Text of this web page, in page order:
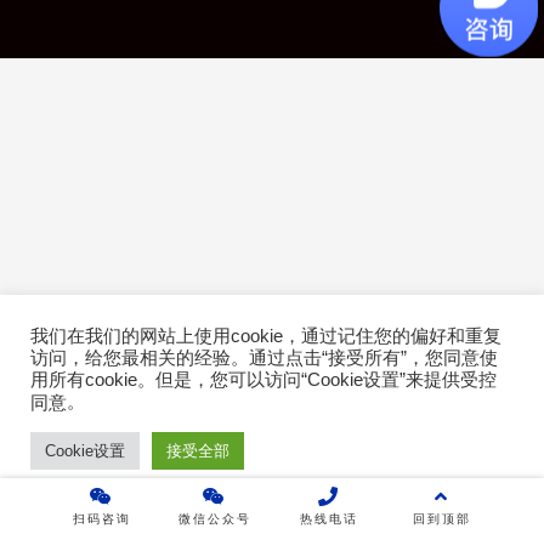
乐维社区
免费下载
免费体验
扫码咨询 微信公众号 热线电话 回到顶部
我们在我们的网站上使用cookie，通过记住您的偏好和重复
访问，给您最相关的经验。通过点击“接受所有”，您同意使
用所有cookie。但是，您可以访问“Cookie设置”来提供受控
同意。
Cookie设置 接受全部